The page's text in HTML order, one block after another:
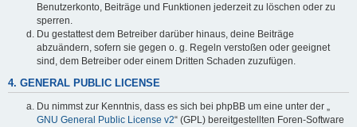
Benutzerkonto, Beiträge und Funktionen jederzeit zu löschen oder zu
sperren.
Du gestattest dem Betreiber darüber hinaus, deine Beiträge
abzuändern, sofern sie gegen o. g. Regeln verstoßen oder geeignet
sind, dem Betreiber oder einem Dritten Schaden zuzufügen.
4. GENERAL PUBLIC LICENSE
Du nimmst zur Kenntnis, dass es sich bei phpBB um eine unter der „
GNU General Public License v2“ (GPL) bereitgestellten Foren-Software